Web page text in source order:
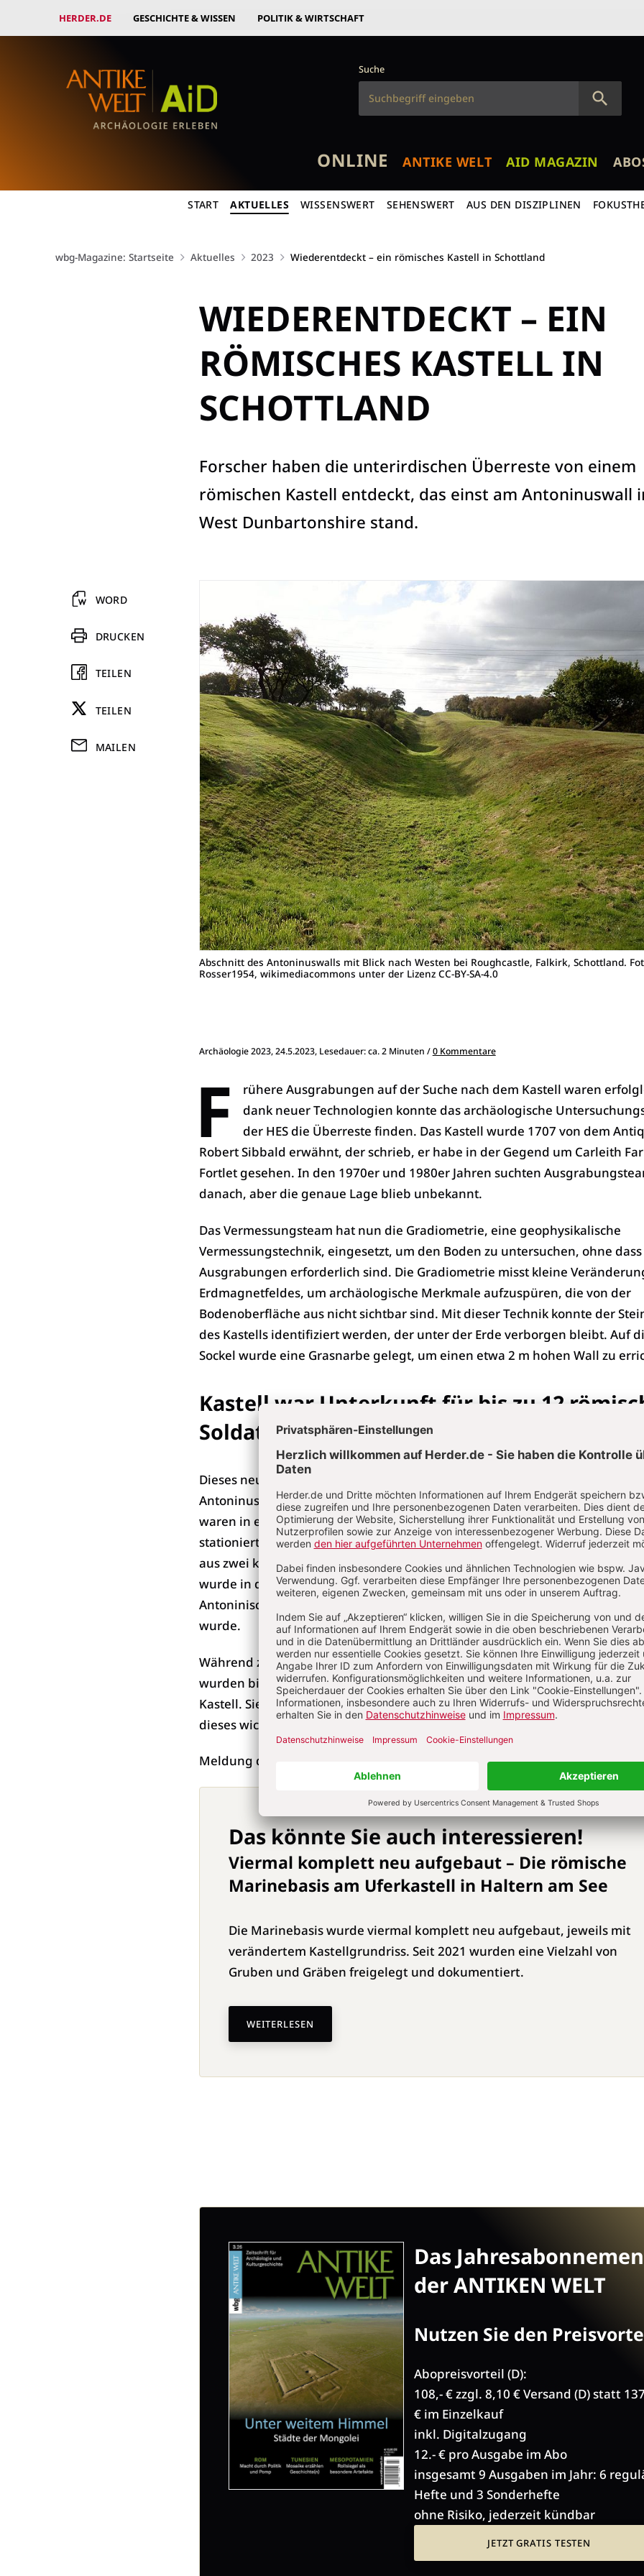
HERDER.DE GESCHICHTE & WISSEN POLITIK & WIRTSCHAFT
Suche
ONLINE ANTIKE WELT AID MAGAZIN
START AKTUELLES WISSENSWERT SEHENSWERT AUS DEN DISZIPLINEN
wbg-Magazine: Startseite Aktuelles 2023 Wiederentdeckt – ein römisches Kastell in Schottland
WIEDERENTDECKT – EIN
RÖMISCHES KASTELL IN
SCHOTTLAND
Forscher haben die unterirdischen Überreste von einem
römischen Kastell entdeckt, das einst am Antoninuswall
West Dunbartonshire stand.
Abschnitt des Antoninuswalls mit Blick nach Westen bei Roughcastle, Falkirk, Schottland.
Rosser1954, wikimediacommons unter der Lizenz CC-BY-SA-4.0
Archäologie 2023, 24.5.2023, Lesedauer: ca. 2 Minuten /0 Kommentare
F
rühere Ausgrabungen auf der Suche nach dem Kastell waren
dank neuer Technologien konnte das archäologische
der HES die Überreste finden. Das Kastell wurde 1707 von dem
Robert Sibbald erwähnt, der schrieb, er habe in der Gegend um Carleith
Fortlet gesehen. In den 1970er und 1980er Jahren suchten
danach, aber die genaue Lage blieb unbekannt.
Das Vermessungsteam hat nun die Gradiometrie, eine geophysikalische
Vermessungstechnik, eingesetzt, um den Boden zu untersuchen, ohne dass
Ausgrabungen erforderlich sind. Die Gradiometrie misst kleine
Erdmagnetfeldes, um archäologische Merkmale aufzuspüren, die von der
Bodenoberfläche aus nicht sichtbar sind. Mit dieser Technik konnte der
des Kastells identifiziert werden, der unter der Erde verborgen bleibt. Auf
Sockel wurde eine Grasnarbe gelegt, um einen etwa 2 m hohen Wall zu
Kastell war Unterkunft für bis zu 12
Soldaten
Dieses neu entdeckte Kastell wäre Teil mehrerer Kastelle entlang des
Antoninuswalls gewesen. 10 bis 12 römischen Soldaten bewohnten die
waren in einem größeren Kastell in der Nähe, wahrscheinlich in Duntocher,
stationiert und bemannten das Kastell jeweils eine Woche lang. Das Kastell
aus zwei kleinen Holzgebäuden, in denen die Soldaten untergebracht
wurde in der Zeit zwischen 142 n. Chr. – 162 n. Chr. genutzt, in denen die
Antoninische Mauer als nördlichste Grenze des Römischen Reiches
wurde.
Während zur Zeit seines Baues bis zu 41 Kastelle den Wall gesäumt haben
wurden bisher nur neun gefunden. Diese Entdeckung ist das zehnte
Kastell. Sie zeigt, dass es auch nach Jahrhunderten der Erforschung noch
dieses wichtige römische Monument und seine Funktionen zu entdecken
Meldung des
Das könnte Sie auch interessieren!
Viermal komplett neu aufgebaut – Die römische
Marinebasis am Uferkastell in Haltern am See
Die Marinebasis wurde viermal komplett neu aufgebaut, jeweils mit
verändertem Kastellgrundriss. Seit 2021 wurden eine Vielzahl von
Gruben und Gräben freigelegt und dokumentiert.
WEITERLESEN
Das
der ANTIKEN WELT
Nutzen Sie den
Abopreisvorteil (D):
108,- € zzgl. 8,10 € Versand (D) statt
€ im Einzelkauf
inkl. Digitalzugang
12.- € pro Ausgabe im Abo
insgesamt 9 Ausgaben im Jahr: 6
Hefte und 3 Sonderhefte
ohne Risiko, jederzeit kündbar
JETZT GRATIS TESTEN
WORD
DRUCKEN
TEILEN
TEILEN
MAILEN